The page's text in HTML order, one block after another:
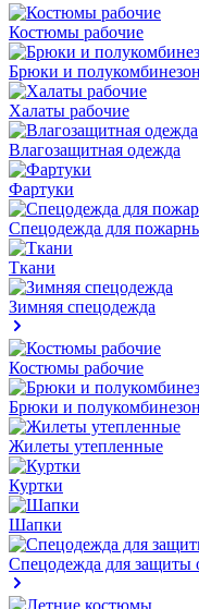
Костюмы рабочие
Брюки и
Халаты рабочие
Влагозащитная одежда
Фартуки
Спецодежда для
Ткани
Зимняя спецодежда
Костюмы рабочие
Брюки и
Жилеты утепленные
Куртки
Шапки
Спецодежда для защиты